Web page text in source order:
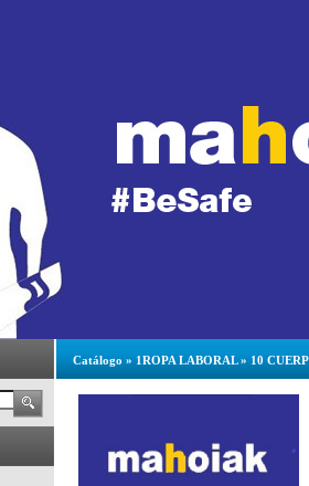
Catálogo » 1ROPA LABORAL» 10